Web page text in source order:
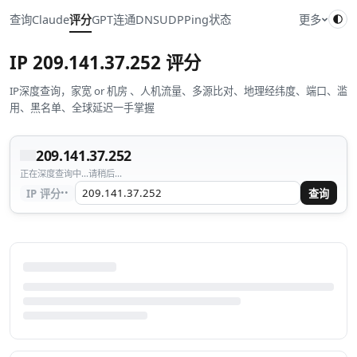
查询Claude评分GPT连通DNSUDPPing状态 更多
IP 209.141.37.252 评分
IP深度查询，家宽 or 机房 、人机流量、多源比对、地理经纬度、端口、滥
用、黑名单、全球延迟一手掌握
209.141.37.252
正在深度查询中...请稍后...
IP 评分·· 查询